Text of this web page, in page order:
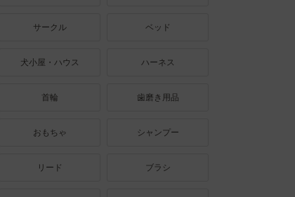
サークル ベッド
犬小屋・ハウス ハーネス
首輪 歯磨き用品
おもちゃ シャンプー
リード ブラシ